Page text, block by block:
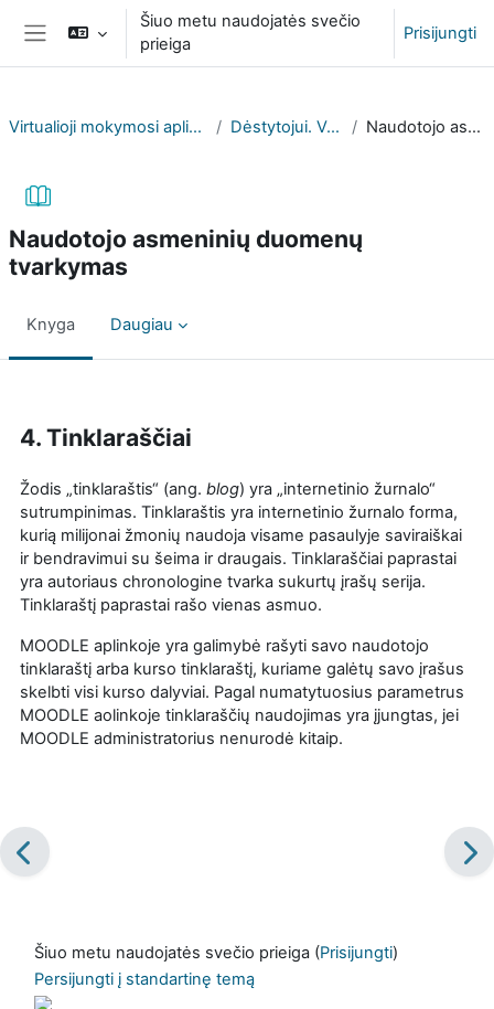
Pereiti į pagrindinį turinį
Šoninis skydelis
Šiuo metu naudojatės svečio
prieiga
Prisijungti
Virtualioji mokymosi aplinka (VPMA) profesinių mokyklų atstovams Dėstytojui. Vadovas ir aktuali informacija Naudotojo asmeninių duomenų tvarkymas
Naudotojo asmeninių duomenų
tvarkymas
Knyga Daugiau
4. Tinklaraščiai
Žodis „tinklaraštis“ (ang. blog) yra „internetinio žurnalo“
sutrumpinimas. Tinklaraštis yra internetinio žurnalo forma,
kurią milijonai žmonių naudoja visame pasaulyje saviraiškai
ir bendravimui su šeima ir draugais. Tinklaraščiai paprastai
yra autoriaus chronologine tvarka sukurtų įrašų serija.
Tinklaraštį paprastai rašo vienas asmuo.
MOODLE aplinkoje yra galimybė rašyti savo naudotojo
tinklaraštį arba kurso tinklaraštį, kuriame galėtų savo įrašus
skelbti visi kurso dalyviai. Pagal numatytuosius parametrus
MOODLE aolinkoje tinklaraščių naudojimas yra įjungtas, jei
MOODLE administratorius nenurodė kitaip.
Šiuo metu naudojatės svečio prieiga (Prisijungti)
Persijungti į standartinę temą